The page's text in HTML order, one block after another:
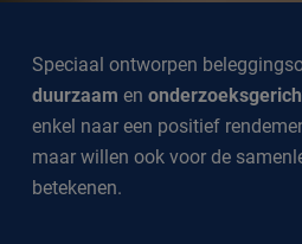
Speciaal ontworpen
duurzaam en
enkel naar een positief
maar willen ook voor de
betekenen.